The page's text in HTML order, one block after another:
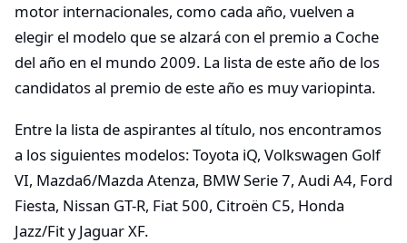
motor internacionales, como cada año, vuelven a
elegir el modelo que se alzará con el premio a Coche
del año en el mundo 2009. La lista de este año de los
candidatos al premio de este año es muy variopinta.
Entre la lista de aspirantes al título, nos encontramos
a los siguientes modelos: Toyota iQ, Volkswagen Golf
VI, Mazda6/Mazda Atenza, BMW Serie 7, Audi A4, Ford
Fiesta, Nissan GT-R, Fiat 500, Citroën C5, Honda
Jazz/Fit y Jaguar XF.